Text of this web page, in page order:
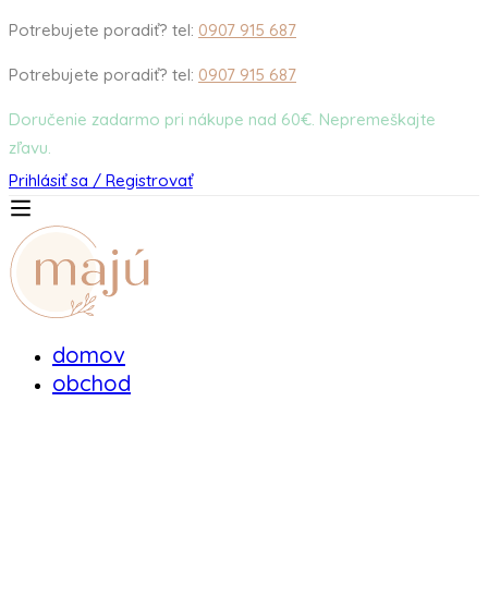
Potrebujete poradiť? tel: 0907 915 687
Potrebujete poradiť? tel: 0907 915 687
Doručenie zadarmo pri nákupe nad 60€. Nepremeškajte
zľavu.
Prihlásiť sa / Registrovať
domov
obchod